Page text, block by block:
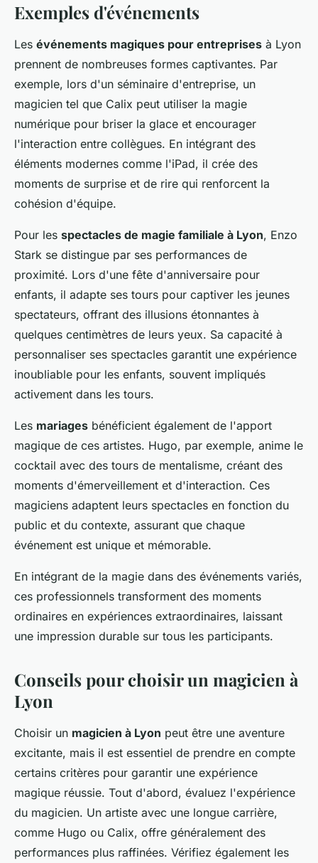
Exemples d'événements
Les événements magiques pour entreprises à Lyon
prennent de nombreuses formes captivantes. Par
exemple, lors d'un séminaire d'entreprise, un
magicien tel que Calix peut utiliser la magie
numérique pour briser la glace et encourager
l'interaction entre collègues. En intégrant des
éléments modernes comme l'iPad, il crée des
moments de surprise et de rire qui renforcent la
cohésion d'équipe.
Pour les spectacles de magie familiale à Lyon, Enzo
Stark se distingue par ses performances de
proximité. Lors d'une fête d'anniversaire pour
enfants, il adapte ses tours pour captiver les jeunes
spectateurs, offrant des illusions étonnantes à
quelques centimètres de leurs yeux. Sa capacité à
personnaliser ses spectacles garantit une expérience
inoubliable pour les enfants, souvent impliqués
activement dans les tours.
Les mariages bénéficient également de l'apport
magique de ces artistes. Hugo, par exemple, anime le
cocktail avec des tours de mentalisme, créant des
moments d'émerveillement et d'interaction. Ces
magiciens adaptent leurs spectacles en fonction du
public et du contexte, assurant que chaque
événement est unique et mémorable.
En intégrant de la magie dans des événements variés,
ces professionnels transforment des moments
ordinaires en expériences extraordinaires, laissant
une impression durable sur tous les participants.
Conseils pour choisir un magicien à
Lyon
Choisir un magicien à Lyon peut être une aventure
excitante, mais il est essentiel de prendre en compte
certains critères pour garantir une expérience
magique réussie. Tout d'abord, évaluez l'expérience
du magicien. Un artiste avec une longue carrière,
comme Hugo ou Calix, offre généralement des
performances plus raffinées. Vérifiez également les